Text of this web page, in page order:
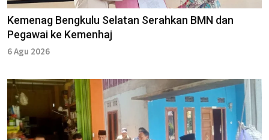
Kemenag Bengkulu Selatan Serahkan BMN dan
Pegawai ke Kemenhaj
6 Agu 2026